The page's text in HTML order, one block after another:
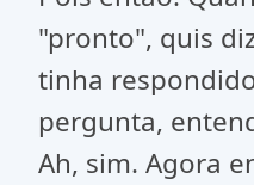
"pronto", quis
tinha
pergunta,
Ah, sim. Agora